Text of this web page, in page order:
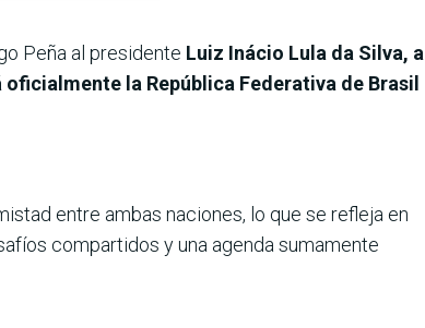
Peña al presidente Luiz Inácio Lula da Silva, a
la República Federativa de Brasil
entre ambas naciones, lo que se refleja en
compartidos y una agenda sumamente